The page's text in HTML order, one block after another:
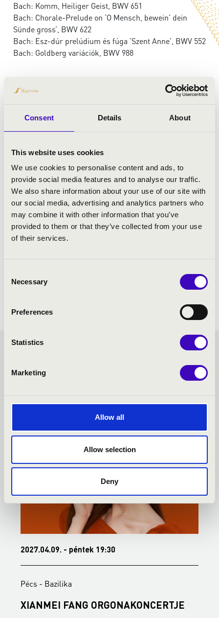
Consent Details About
This website uses cookies
We use cookies to personalise content and ads, to
provide social media features and to analyse our traffic.
We also share information about your use of our site with
our social media, advertising and analytics partners who
may combine it with other information that you’ve
provided to them or that they’ve collected from your use
of their services.
Selection
Necessary
Preferences
Statistics
Marketing
Allow all
Allow selection
Deny
Bach: Komm, Heiliger Geist, BWV 651
Bach: Chorale-Prelude on ‘O Mensch, bewein’ dein
Sünde gross’, BWV 622
Bach: Esz-dúr prelúdium és fúga ‘Szent Anne’, BWV 552
Bach: Goldberg variációk, BWV 988
ANGSTER BÉRLET - PÉCS
- TOVÁBBI KONCERTEK
2027.04.09. - péntek 19:30
Pécs - Bazilika
XIANMEI FANG ORGONAKONCERTJE